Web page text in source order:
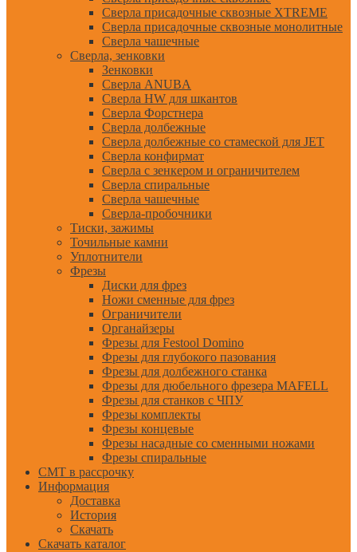
Сверла присадочные сквозные XTREME
Сверла присадочные сквозные монолитные
Сверла чашечные
Сверла, зенковки
Зенковки
Сверла ANUBA
Сверла HW для шкантов
Сверла Форстнера
Сверла долбежные
Сверла долбежные со стамеской для JET
Сверла конфирмат
Сверла с зенкером и ограничителем
Сверла спиральные
Сверла чашечные
Сверла-пробочники
Тиски, зажимы
Точильные камни
Уплотнители
Фрезы
Диски для фрез
Ножи сменные для фрез
Ограничители
Органайзеры
Фрезы для Festool Domino
Фрезы для глубокого пазования
Фрезы для долбежного станка
Фрезы для дюбельного фрезера MAFELL
Фрезы для станков с ЧПУ
Фрезы комплекты
Фрезы концевые
Фрезы насадные со сменными ножами
Фрезы спиральные
CMT в рассрочку
Информация
Доставка
История
Скачать
Скачать каталог